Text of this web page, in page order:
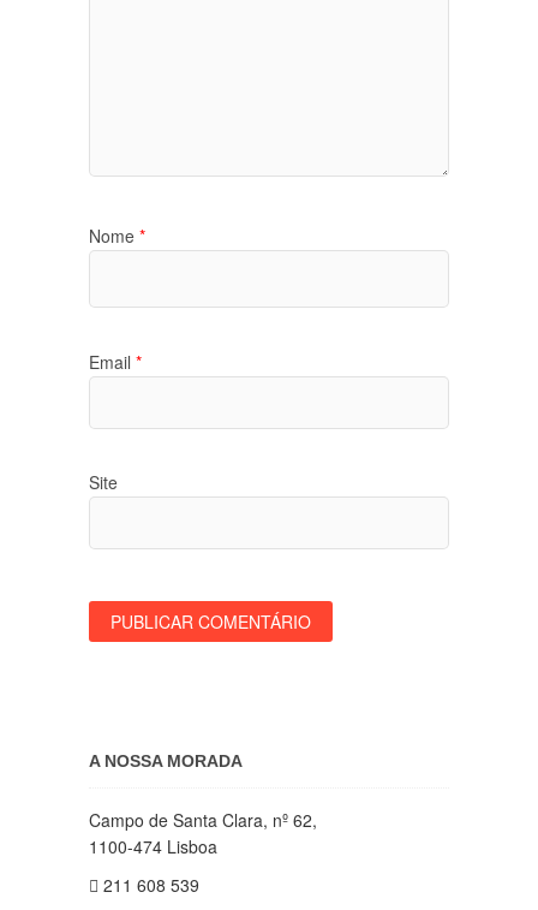
Nome *
Email *
Site
A NOSSA MORADA
Campo de Santa Clara, nº 62,
1100-474 Lisboa
211 608 539